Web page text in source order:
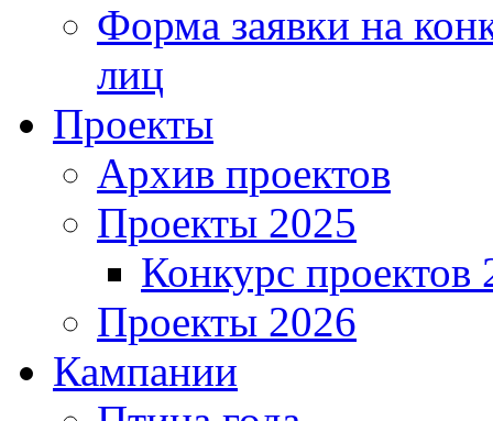
Форма заявки на
лиц
Проекты
Архив проектов
Проекты 2025
Конкурс проектов
Проекты 2026
Кампании